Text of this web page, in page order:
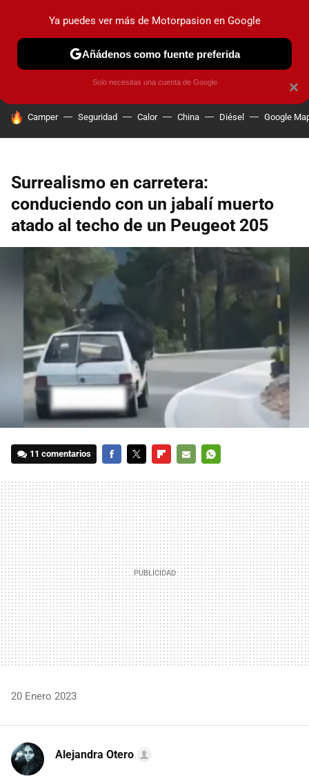
PRUEBAS COCHES ELÉCTRICOS OBSERVATORIO
HOY SE HABLA DE
Camper Seguridad Calor China Diésel Google
Surrealismo en carretera:
conduciendo con un jabalí muerto
atado al techo de un Peugeot 205
11 comentarios
MAIL
20 Enero 2023
Alejandra Otero
×
Ya puedes ver más de Motorpasion en Google
Añádenos como fuente preferida
Solo necesitas una cuenta de Google